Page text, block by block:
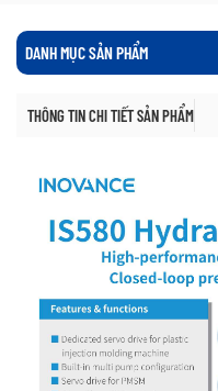
DANH MỤC SẢN PHẨM
THÔNG TIN CHI TIẾT SẢN PHẨM